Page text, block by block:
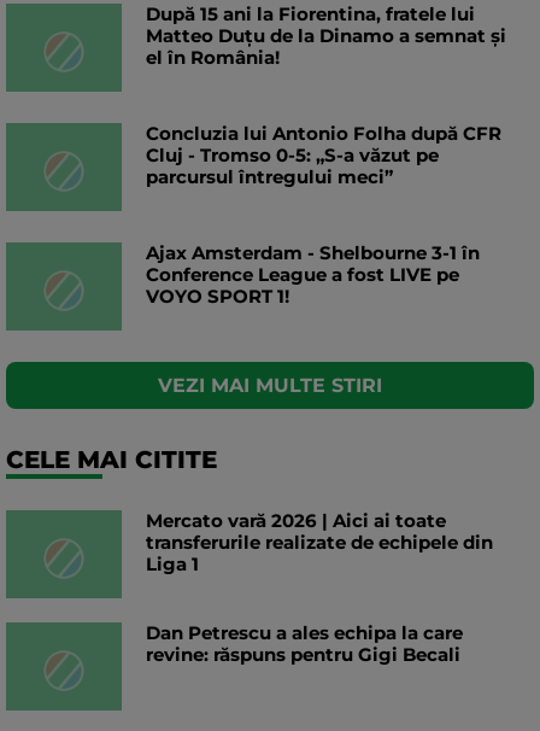
După 15 ani la Fiorentina, fratele lui
Matteo Duțu de la Dinamo a semnat și
el în România!
Concluzia lui Antonio Folha după CFR
Cluj - Tromso 0-5: „S-a văzut pe
parcursul întregului meci”
Ajax Amsterdam - Shelbourne 3-1 în
Conference League a fost LIVE pe
VOYO SPORT 1!
VEZI MAI MULTE STIRI
CELE MAI CITITE
Mercato vară 2026 | Aici ai toate
transferurile realizate de echipele din
Liga 1
Dan Petrescu a ales echipa la care
revine: răspuns pentru Gigi Becali